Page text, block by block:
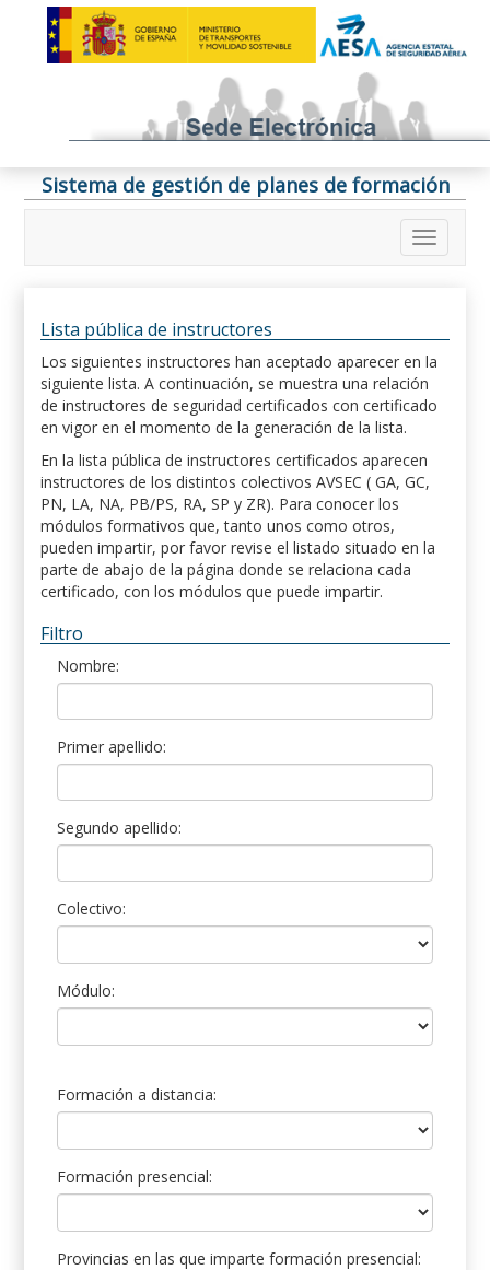
Sistema de gestión de planes de formación
Lista pública de instructores
Los siguientes instructores han aceptado aparecer en la
siguiente lista. A continuación, se muestra una relación
de instructores de seguridad certificados con certificado
en vigor en el momento de la generación de la lista.
En la lista pública de instructores certificados aparecen
instructores de los distintos colectivos AVSEC ( GA, GC,
PN, LA, NA, PB/PS, RA, SP y ZR). Para conocer los
módulos formativos que, tanto unos como otros,
pueden impartir, por favor revise el listado situado en la
parte de abajo de la página donde se relaciona cada
certificado, con los módulos que puede impartir.
Filtro
Nombre:
Primer apellido:
Segundo apellido:
Colectivo:
Módulo:
Formación a distancia:
Formación presencial:
Provincias en las que imparte formación presencial: